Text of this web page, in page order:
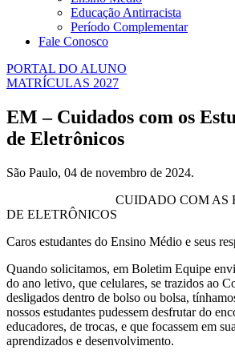
Educação Antirracista
Período Complementar
Fale Conosco
PORTAL DO ALUNO
MATRÍCULAS 2027
EM – Cuidados com os
de Eletrônicos
São Paulo, 04 de novembro de 2024.
CUIDADO COM AS
DE ELETRÔNICOS
Caros estudantes do Ensino Médio e seus
Quando solicitamos, em Boletim Equipe
do ano letivo, que celulares, se trazidos ao
desligados dentro de bolso ou bolsa,
nossos estudantes pudessem desfrutar do
educadores, de trocas, e que focassem em
aprendizados e desenvolvimento.